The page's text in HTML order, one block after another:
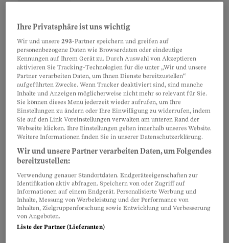
Viele Genossenschaften sind aktiv
Das ist bei weitem kein Einzelfall – allein 2014
wurden in der Stadt Zürich 1041 Wohnungen
abgebrochen. Dabei geht es nicht nur darum, in
die Jahre gekommene Immobilien zu ersetzen,
sondern auch um Verdichtung. Auf den
bestehenden Grundstücken sollen mehr
Wohnungen 2300 Menschen lebten, sollen nach
Fertigstellung der Ersatzbauten 4100 Personen
unterkommen – ein Plus von 1800.
Ihre Privatsphäre ist uns wichtig
Wir und unsere293-Partner speichern und greifen auf
personenbezogene Daten wie Browserdaten oder eindeutige
Kennungen auf Ihrem Gerät zu. Durch Auswahl von Akzeptieren
aktivieren Sie Tracking-Technologien für die unter „Wir und unsere
Partner verarbeiten Daten, um Ihnen Dienste bereitzustellen“
aufgeführten Zwecke. Wenn Tracker deaktiviert sind, sind manche
Inhalte und Anzeigen möglicherweise nicht mehr so relevant für Sie.
Sie können dieses Menü jederzeit wieder aufrufen, um Ihre
Einstellungen zu ändern oder Ihre Einwilligung zu widerrufen, indem
Sie auf den Link Voreinstellungen verwalten am unteren Rand der
Webseite klicken. Ihre Einstellungen gelten innerhalb unseres Website.
Weitere Informationen finden Sie in unserer Datenschutzerklärung.
Wir und unsere Partner verarbeiten Daten, um Folgendes
bereitzustellen:
Verwendung genauer Standortdaten. Endgeräteeigenschaften zur
Identifikation aktiv abfragen. Speichern von oder Zugriff auf
Informationen auf einem Endgerät. Personalisierte Werbung und
Inhalte, Messung von Werbeleistung und der Performance von
Inhalten, Zielgruppenforschung sowie Entwicklung und Verbesserung
von Angeboten.
Liste der Partner (Lieferanten)